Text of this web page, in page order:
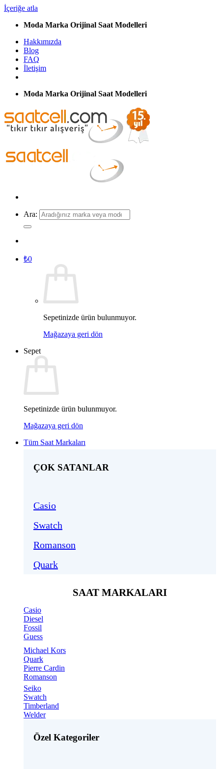
İçeriğe atla
Moda Marka Orijinal Saat Modelleri
Hakkımızda
Blog
FAQ
İletişim
Moda Marka Orijinal Saat Modelleri
Ara:
₺0
Sepetinizde ürün bulunmuyor.
Mağazaya geri dön
Sepet
Sepetinizde ürün bulunmuyor.
Mağazaya geri dön
Tüm Saat Markaları
ÇOK SATANLAR
Casio
Swatch
Romanson
Quark
SAAT MARKALARI
Casio
Diesel
Fossil
Guess
Michael Kors
Quark
Pierre Cardin
Romanson
Seiko
Swatch
Timberland
Welder
Özel Kategoriler